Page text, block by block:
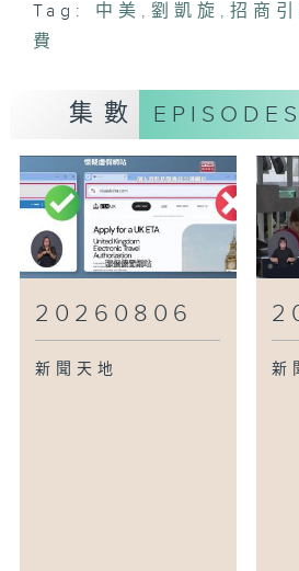
Tag: 中美 , 劉凱旋 , 招商引
費
集數 EPISODES
20260806
新聞天地 新